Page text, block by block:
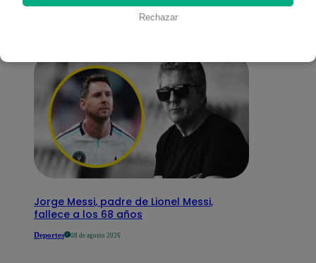
Jorge Messi, padre de Lionel Messi,
fallece a los 68 años
Deportes 08 de agosto 2026
Rechazar